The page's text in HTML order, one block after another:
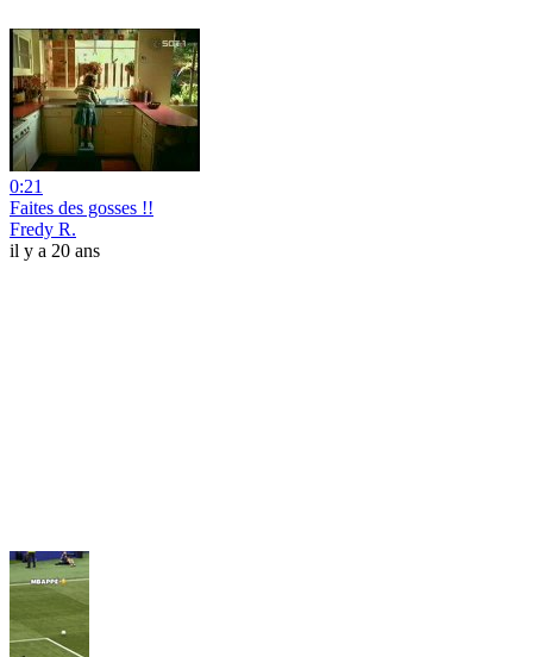
0:21
Faites des gosses !!
Fredy R.
il y a 20 ans